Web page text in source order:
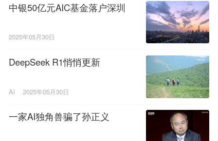
中银50亿元AIC基金落户深圳
2025年05月30日
DeepSeek R1悄悄更新
AI 2025年05月30日
一家AI独角兽骗了孙正义